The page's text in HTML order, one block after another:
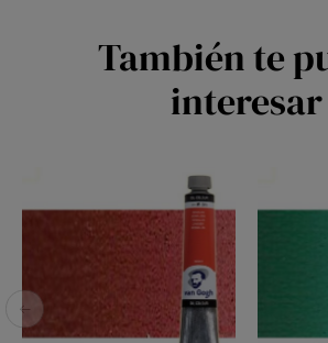
También te
interesar